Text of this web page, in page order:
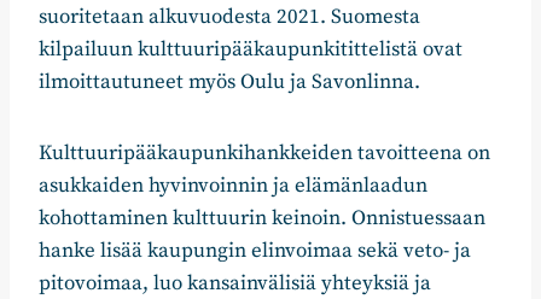
suoritetaan alkuvuodesta 2021. Suomesta
kilpailuun kulttuuripääkaupunkitittelistä ovat
ilmoittautuneet myös Oulu ja Savonlinna.
Kulttuuripääkaupunkihankkeiden tavoitteena on
asukkaiden hyvinvoinnin ja elämänlaadun
kohottaminen kulttuurin keinoin. Onnistuessaan
hanke lisää kaupungin elinvoimaa sekä veto- ja
pitovoimaa, luo kansainvälisiä yhteyksiä ja